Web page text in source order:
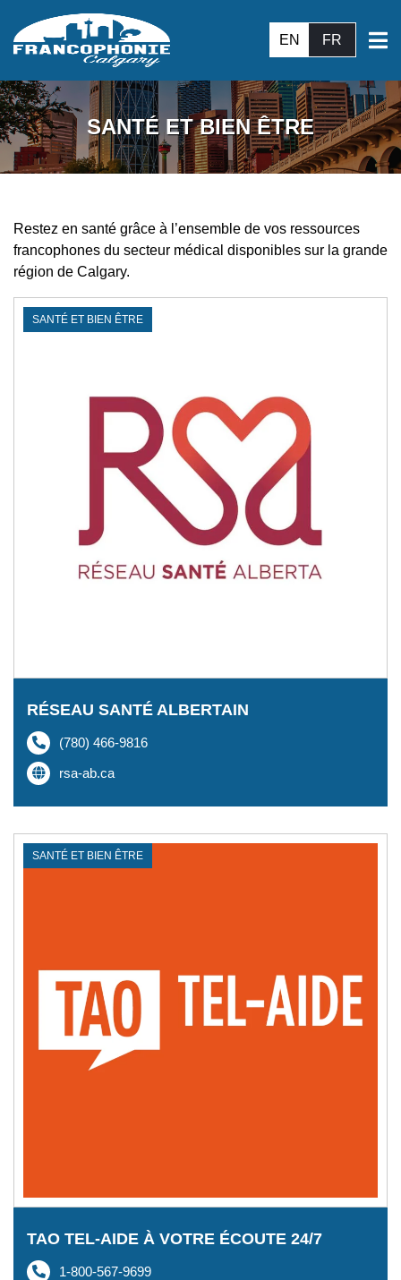
EN FR
SANTÉ ET BIEN ÊTRE
Restez en santé grâce à l’ensemble de vos ressources
francophones du secteur médical disponibles sur la grande
région de Calgary.
SANTÉ ET BIEN ÊTRE
RÉSEAU SANTÉ ALBERTAIN
(780) 466-9816
rsa-ab.ca
SANTÉ ET BIEN ÊTRE
TAO TEL-AIDE À VOTRE ÉCOUTE 24/7
1-800-567-9699